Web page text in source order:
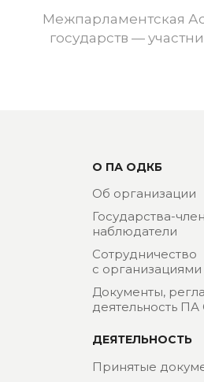
Межпарламентская
государств —
О ПА ОДКБ
Об организации
Государства-
наблюдатели
Сотрудничество
с организациями
Документы,
деятельность
ДЕЯТЕЛЬНОСТЬ
Принятые